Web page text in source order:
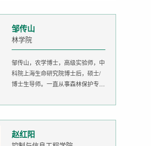
邹传山
林学院
邹传山，农学博士，高级实验师，中
科院上海生命研究院博士后，硕士/
博士生导师。一直从事森林保护专业
赵红阳